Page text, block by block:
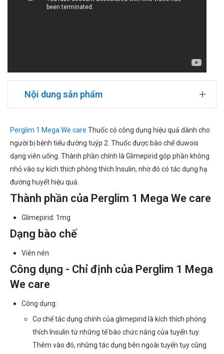
Nội dung sản phẩm
Perglim 1 Mega We care Thuốc có công dụng hiệu quả dành cho
người bị bệnh tiểu đường tuýp 2. Thuốc được bào chế duwois
dạng viên uống. Thành phần chính là Glimepirid góp phần không
nhỏ vào sự kích thích phóng thích Insulin, nhờ đó có tác dụng hạ
đường huyết hiệu quả.
Thành phần của Perglim 1 Mega We care
Glimepirid: 1mg
Dạng bào chế
Viên nén
Công dụng - Chỉ định của Perglim 1 Mega
We care
Công dụng:
Cơ chế tác dụng chính của glimepirid là kích thích phóng
thích Insulin từ những tế bào chức năng của tuyến tuy.
Thêm vào đó, những tác dụng bên ngoài tuyến tụy cũng